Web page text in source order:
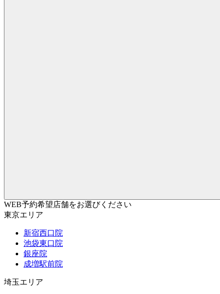
WEB予約希望店舗をお選びください
東京エリア
新宿西口院
池袋東口院
銀座院
成増駅前院
埼玉エリア